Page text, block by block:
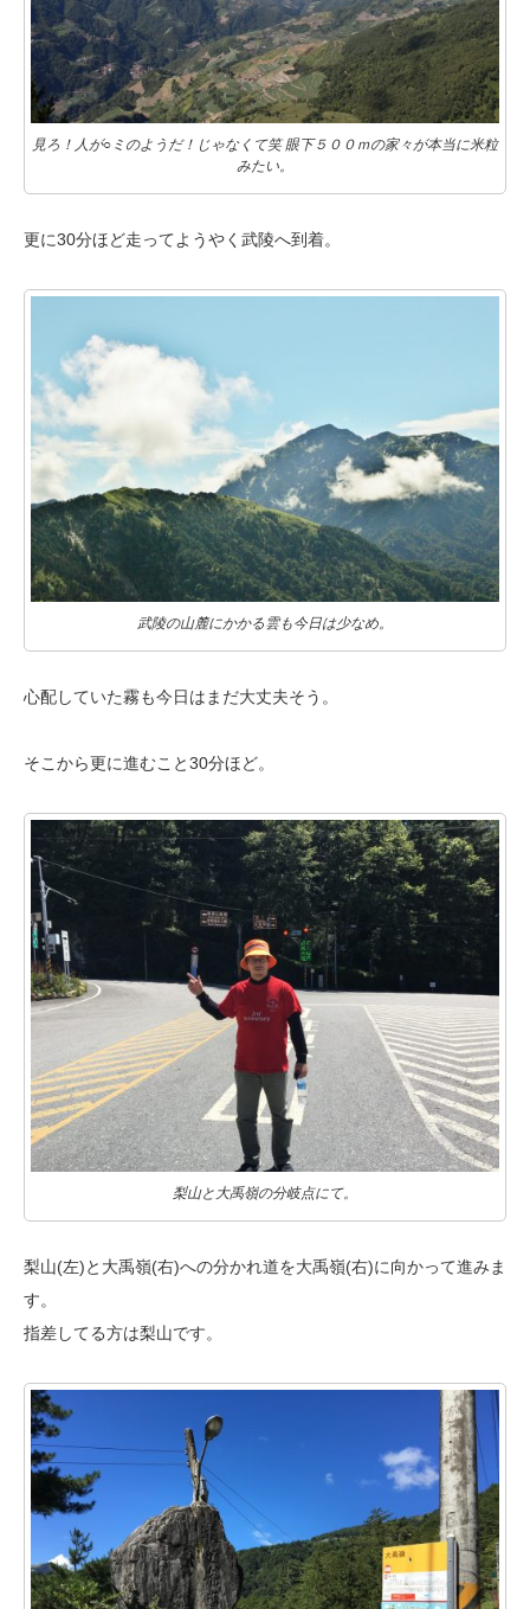
見ろ！人が○ミのようだ！じゃなくて笑眼下５００ｍの家々が本当に米粒
みたい。
更に30分ほど走ってようやく武陵へ到着。
武陵の山麓にかかる雲も今日は少なめ。
心配していた霧も今日はまだ大丈夫そう。
そこから更に進むこと30分ほど。
梨山と大禹嶺の分岐点にて。
梨山(左)と大禹嶺(右)への分かれ道を大禹嶺(右)に向かって進みま
す。
指差してる方は梨山です。